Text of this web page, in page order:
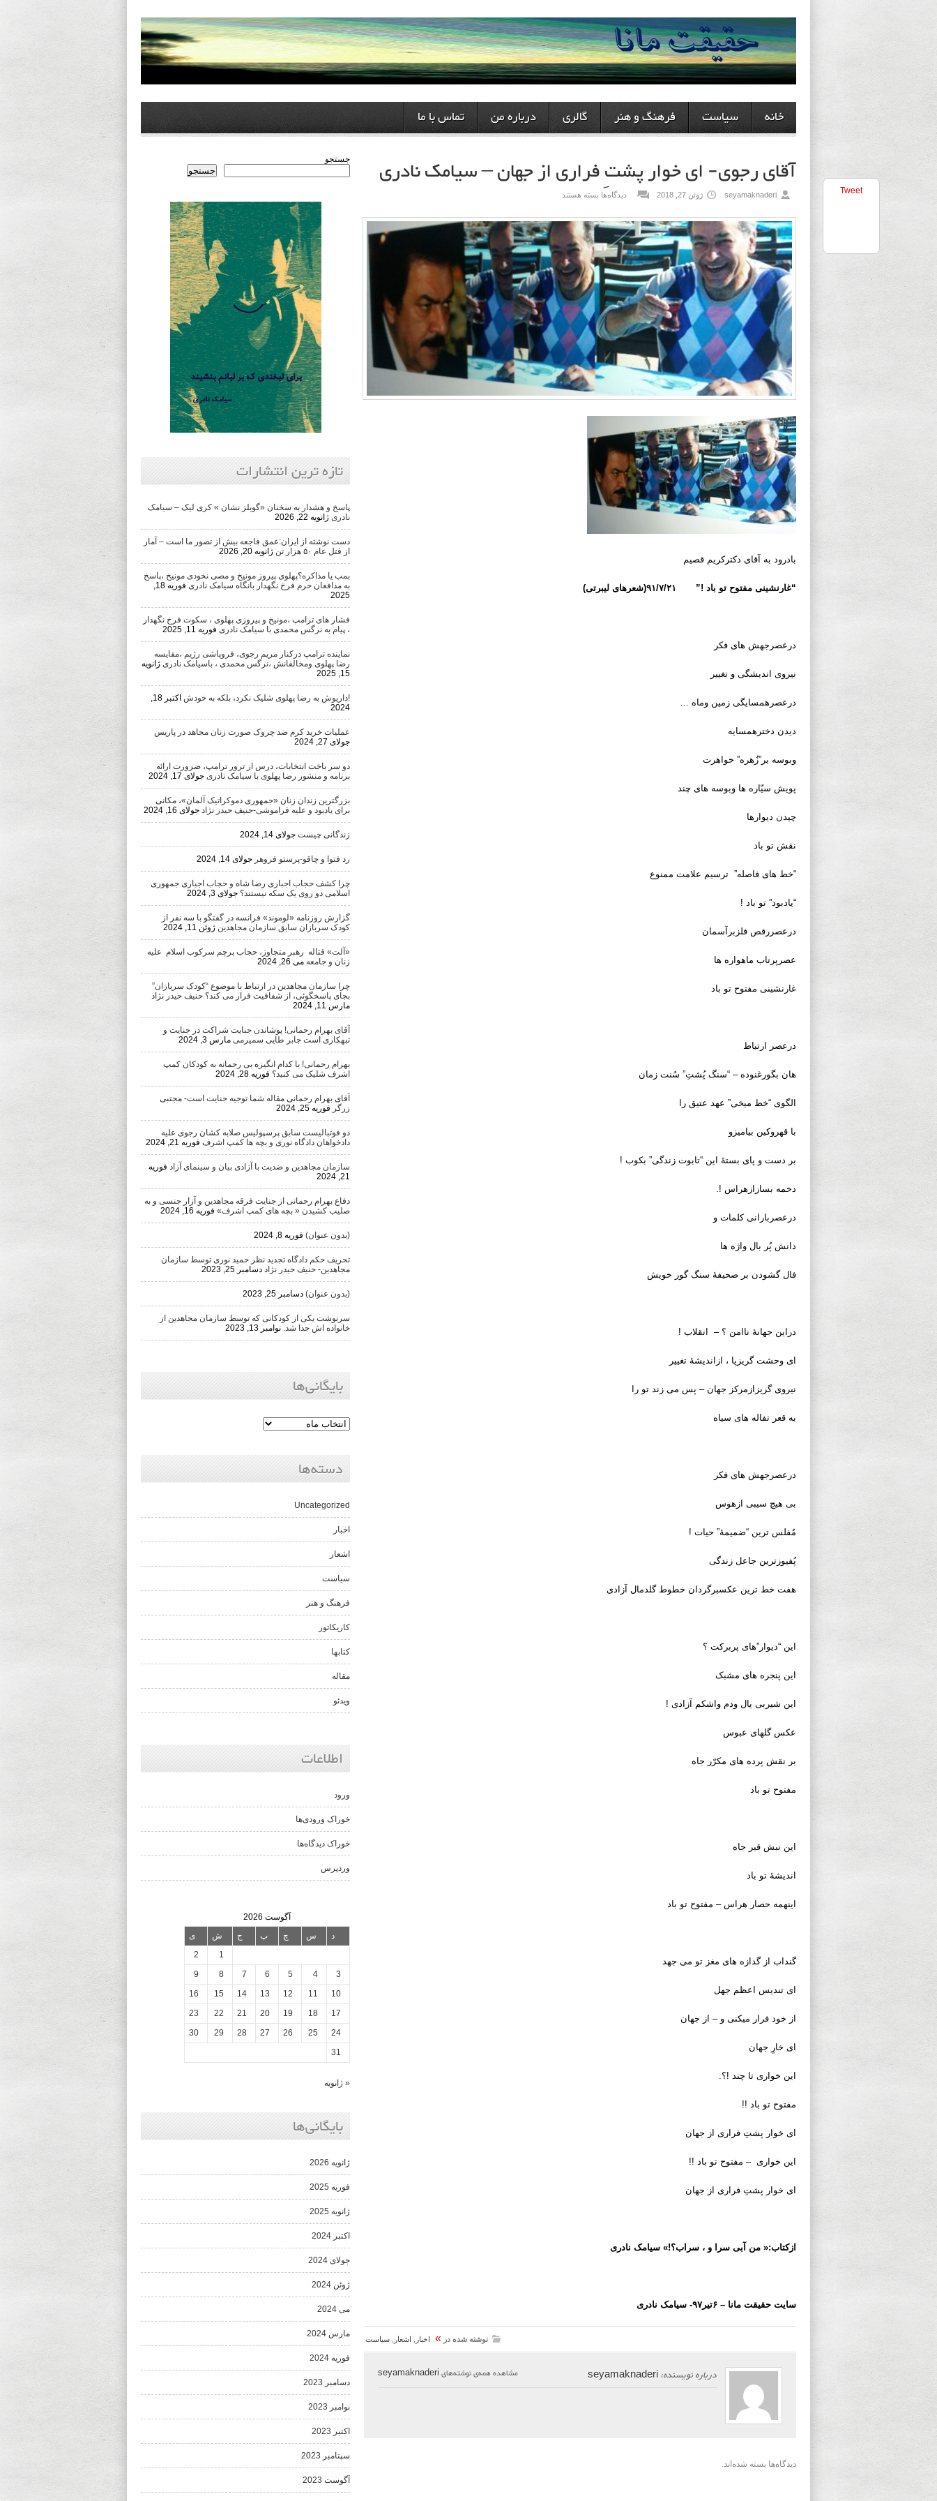
خانه سیاست فرهنگ و هنر گالری درباره من تماس با ما
آقای رجوی- ای خوار پشتِ فراری از جهان – سیامک نادری
seyamaknaderi ژوئن 27, 2018 دیدگاه‌ها بسته هستند
بادرود به آقای دکترکریم قصیم
“غارنشینی مفتوح تو باد !”
درعصرجهش های فکر
نیروی اندیشگی و تغییر
درعصرهمسایگی زمین وماه …
دیدن دخترهمسایه
وبوسه بر”زُهره” خواهرت
پویش سیّاره ها وبوسه های چند
چیدن دیوارها
نقش تو باد
“خط های فاصله” ترسیم علامت ممنوع
“یادبود” تو باد !
درعصررقص فلزبرآسمان
عصرپرتاب ماهواره ها
غارنشینی مفتوح تو باد
درعصر ارتباط
هان بگورغنوده – “سنگ پُشتِ” سُنت زمان
الگوی “خط میخی” عهد عتیق را
با قهروکین بیامیزو
بر دست و پای بستۀ این “تابوت زندگی” بکوب !
دخمه بسازازهراس !.
درعصربارانی کلمات و
دانش پُر بال واژه ها
فال گشودن بر صحیفۀ سنگ گور خویش
دراین جهانۀ ناامن ؟ – انقلاب !
ای وحشت گریزپا ، ازاندیشۀ تغییر
نیروی گریزازمرکز جهان – پس می زند تو را
به قعر تفاله های سیاه
درعصرجهش های فکر
بی هیچ سیبی ازهوس
مُفلس ترین “ضمیمۀ” حیات !
پُفیوزترین جاعل زندگی
هفت خط ترین عکسبرگردان خطوط گلدمال آزادی
این “دیوار”های پربرکت ؟
این پنجره های مشبک
این شیربی یال ودم واشکم آزادی !
عکس گلهای عبوس
بر نقش پرده های مکرّر جاه
مفتوح تو باد
این نبش قبر جاه
اندیشۀ تو باد
اینهمه حصار هراس – مفتوح تو باد
گنداب از گدازه های مغز تو می جهد
ای تندیس اعظم جهل
از خود فرار میکنی و – از جهان
ای خارِ جهان
این خواری تا چند !؟.
مفتوح تو باد !!
ای خوار پشتِ فراری از جهان
این خواری – مفتوح تو باد !!
ای خوار پشتِ فراری از جهان
ازکتاب:« من آبی سرا و ، سراب؟!» سیامک نادری
سایت حقیقت مانا – ۶تیر۹۷- سیامک نادری
Tweet
نوشته شده در » اخبار اشعار سیاست
درباره نویسنده: مشاهده همه‌ی نوشته‌های seyamaknaderi
دیدگاه‌ها بسته شده‌اند.
جستجو
جستجو
تازه ترین انتشارات
پاسخ و هشدار به سخنان «گوبلز نشان » کری لیک – سیامک
نادری ژانویه 22, 2026
دست نوشته از ایران:عمق فاجعه بیش از تصور ما است – آمار
از قتل عام ۵۰ هزار تن
ژانویه 20, 2026
بمب یا مذاکره؟پهلوی پیروز مونیخ و مصی نخودی مونیخ ،پاسخ
به مدافعان حرم فرخ نگهدار بانگاه سیامک نادری
فوریه 18,
2025
فشار های ترامپ ،مونیخ و پیروزی پهلوی ، سکوت فرخ نگهدار
، پیام به نرگس محمدی با سیامک نادری فوریه 11, 2025
نماینده ترامپ درکنار مریم رجوی، فروپاشی رژیم ،مقایسه
رضا پهلوی ومخالفانش ،نرگس محمدی ، باسیامک نادری ژانویه
15, 2025
!داریوش به رضا پهلوی شلیک نکرد، بلکه به خودش
اکتبر 18,
2024
عملیات خرید کرم ضد چروک صورت زنان مجاهد در پاریس
جولای 27, 2024
دو سر باخت انتخابات، درس از ترور ترامپ، ضرورت ارائه
برنامه و منشور رضا پهلوی با سیامک نادری جولای 17, 2024
بزرگترین زندان زنان «جمهوری دموکراتیک آلمان»، مکانی
برای یادبود و علیه فراموشی-حنیف حیدر نژاد جولای 16, 2024
زندگانی چیست جولای 14, 2024
رد فتوا و چاقو-پرستو فروهر جولای 14, 2024
چرا کشف حجاب اجباری رضا شاه و حجاب اجباری جمهوری
اسلامی دو روی یک سکه نیستند؟ جولای 3, 2024
گزارش روزنامه «لوموند» فرانسه در گفتگو با سه نفر از
کودک سربازان سابق سازمان مجاهدین ژوئن 11, 2024
«آلت» قتاله رهبر متجاوز، حجاب پرچم سرکوب اسلام علیه
زنان و جامعه می 26, 2024
چرا سازمان مجاهدین در ارتباط با موضوع “کودک سربازان”
بجای پاسخگوئی، از شفافیت فرار می کند؟ حنیف حیدر نژاد
مارس 11, 2024
آقای بهرام رحمانی! پوشاندن جنایت شراکت در جنایت و
تبهکاری است جابر طایی سمیرمی مارس 3, 2024
بهرام رحمانی! با کدام انگیزه بی رحمانه به کودکان کمپ
اشرف شلیک می کنید؟ فوریه 28, 2024
آقای بهرام رحمانی مقاله شما توجیه جنایت است- مجتبی
زرگر فوریه 25, 2024
دو فوتبالیست سابق پرسپولیس صلابه کشان رجوی علیه
دادخواهان دادگاه نوری و بچه ها کمپ اشرف فوریه 21, 2024
سازمان مجاهدین و ضدیت با آزادی بیان و سینمای آزاد فوریه
21, 2024
دفاع بهرام رحمانی از جنایت فرقه مجاهدین و آزار جنسی و به
صلیب کشیدن « بچه های کمپ اشرف» فوریه 16, 2024
(بدون عنوان) فوریه 8, 2024
تحریف حکم دادگاه تجدید نظر حمید نوری توسط سازمان
مجاهدین- حنیف حیدر نژاد دسامبر 25, 2023
(بدون عنوان) دسامبر 25, 2023
سرنوشت یکی از کودکانی که توسط سازمان مجاهدین از
خانواده اش جدا شد. نوامبر 13, 2023
بایگانی‌ها
دسته‌ها
Uncategorized
اخبار
اشعار
سیاست
فرهنگ و هنر
کاریکاتور
کتابها
مقاله
ویدئو
اطلاعات
ورود
خوراک ورودی‌ها
خوراک دیدگاه‌ها
وردپرس
آگوست 2026
د
س چ پ ج ش
ی
1
2
3
4
5
6
7
8
9
10
11
12
13
14
15
16
17
18
19
20
21
22
23
24
25
26
27
28
29
30
31
« ژانویه
بایگانی‌ها
ژانویه 2026
فوریه 2025
ژانویه 2025
اکتبر 2024
جولای 2024
ژوئن 2024
می 2024
مارس 2024
فوریه 2024
دسامبر 2023
نوامبر 2023
اکتبر 2023
سپتامبر 2023
آگوست 2023